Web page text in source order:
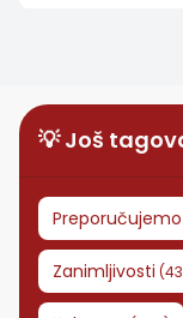
💡 Još
Preporučujemo
Zanimljivosti (